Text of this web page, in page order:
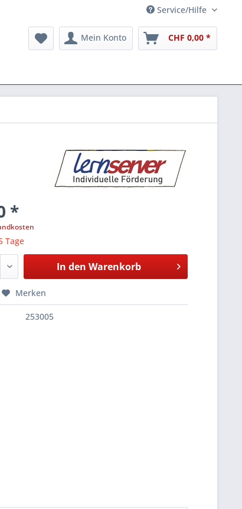
Service/Hilfe
Mein Konto CHF 0,00 *
*
Tage
In den Warenkorb
Merken
253005